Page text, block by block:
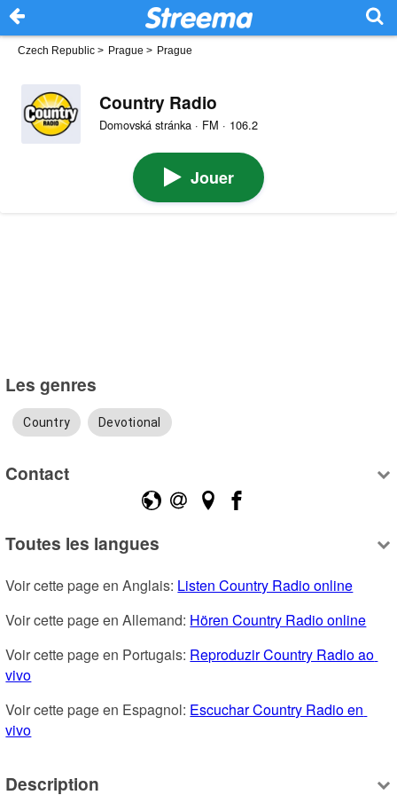
Czech Republic > Prague > Prague
Country Radio
Domovská stránka · FM · 106.2
Jouer
Les genres
Country Devotional
Contact
Toutes les langues
Voir cette page en Anglais: Listen Country Radio online
Voir cette page en Allemand: Hören Country Radio online
Voir cette page en Portugais: Reproduzir Country Radio ao
vivo
Voir cette page en Espagnol: Escuchar Country Radio en
vivo
Description